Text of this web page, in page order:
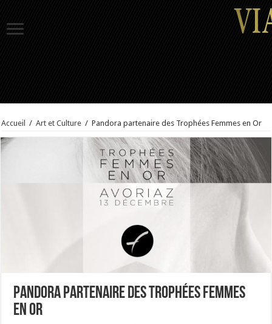
Accueil / Art et Culture / Pandora partenaire des Trophées Femmes en Or
Pandora partenaire des Trophées Femmes
en Or